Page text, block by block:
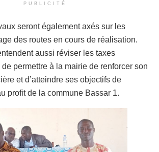
PUBLICITÉ
seront également axés sur les
des routes en cours de réalisation.
aussi réviser les taxes
permettre à la mairie de renforcer son
et d’atteindre ses objectifs de
profit de la commune Bassar 1.